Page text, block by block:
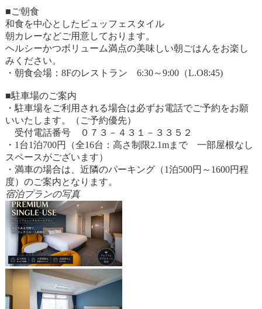
■ご朝食
和食を中心としたビュッフェスタイル
朝カレーなどご用意しております。
ヘルシーかつボリューム満点の美味しい朝ごはんをお楽し
みください。
・朝食会場：8Fのレストラン 6:30～9:00（L.O8:45)
■駐車場のご案内
・駐車場をご利用される場合は必ずお電話でご予約をお願
いいたします。（ご予約優先）
受付電話番号 ０７３－４３１－３３５２
・1台1泊700円（全16台：高さ制限2.1mまで 一部屋根なし
スペースがございます）
・満車の場合は、近隣のパーキング（1泊500円～1600円程
度）のご案内となります。
宿泊プランの写真